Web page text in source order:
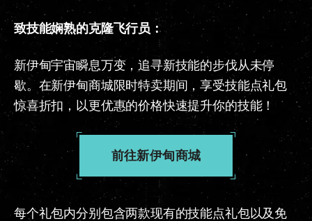
致技能娴熟的克隆飞行员：
新伊甸宇宙瞬息万变，追寻新技能的步伐从未停
歇。在新伊甸商城限时特卖期间，享受技能点礼包
惊喜折扣，以更优惠的价格快速提升你的技能！
前往新伊甸商城
每个礼包内分别包含两款现有的技能点礼包以及免